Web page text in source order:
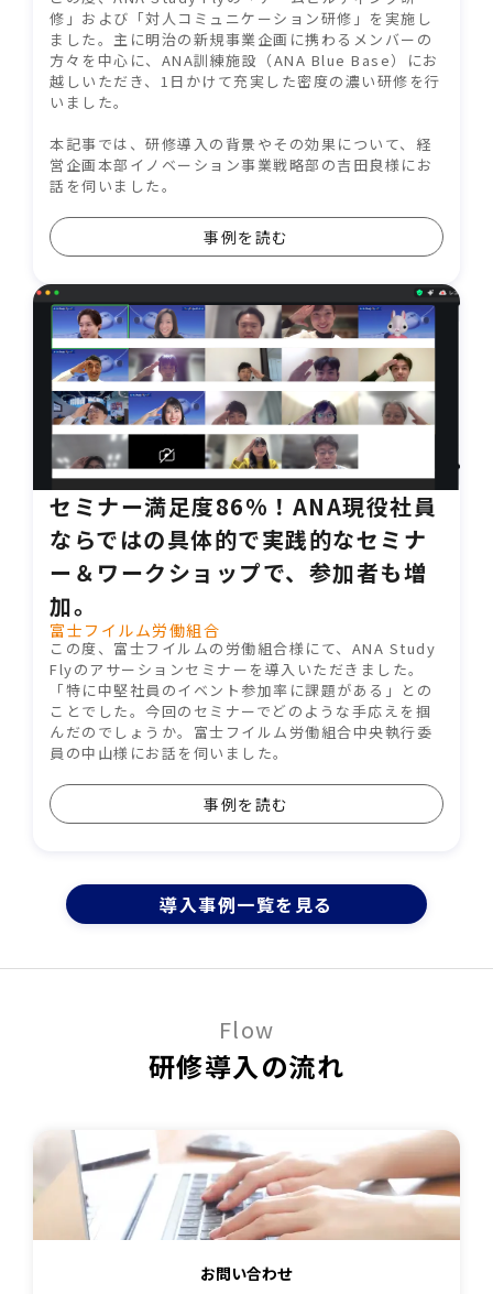
修」および「対人コミュニケーション研修」を実施し
ました。主に明治の新規事業企画に携わるメンバーの
方々を中心に、ANA訓練施設（ANA Blue Base）にお
越しいただき、1日かけて充実した密度の濃い研修を行
いました。
本記事では、研修導入の背景やその効果について、経
営企画本部イノベーション事業戦略部の吉田良様にお
話を伺いました。
事例を読む
セミナー満足度86%！ANA現役社員
ならではの具体的で実践的なセミナ
ー＆ワークショップで、参加者も増
加。
富士フイルム労働組合
この度、富士フイルムの労働組合様にて、ANA Study
Flyのアサーションセミナーを導入いただきました。
「特に中堅社員のイベント参加率に課題がある」との
ことでした。今回のセミナーでどのような手応えを掴
んだのでしょうか。富士フイルム労働組合中央執行委
員の中山様にお話を伺いました。
事例を読む
導⼊事例⼀覧を⾒る
Flow
研修導入の流れ
お問い合わせ